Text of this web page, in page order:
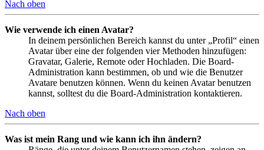
Nach oben
Wie verwende ich einen Avatar?
In deinem persönlichen Bereich kannst du unter „Profil“ einen
Avatar über eine der folgenden vier Methoden hinzufügen:
Gravatar, Galerie, Remote oder Hochladen. Die Board-
Administration kann bestimmen, ob und wie die Benutzer
Avatare benutzen können. Wenn du keinen Avatar benutzen
kannst, solltest du die Board-Administration kontaktieren.
Nach oben
Was ist mein Rang und wie kann ich ihn ändern?